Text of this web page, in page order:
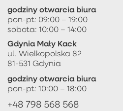
godziny otwarcia biura
pon-pt: 09:00 – 19:00
sobota: 10:00 – 14:00
Gdynia Mały Kack
ul. Wielkopolska 82
81-531 Gdynia
godziny otwarcia biura
pon-pt: 10:00 – 18:00
+48 798 568 568